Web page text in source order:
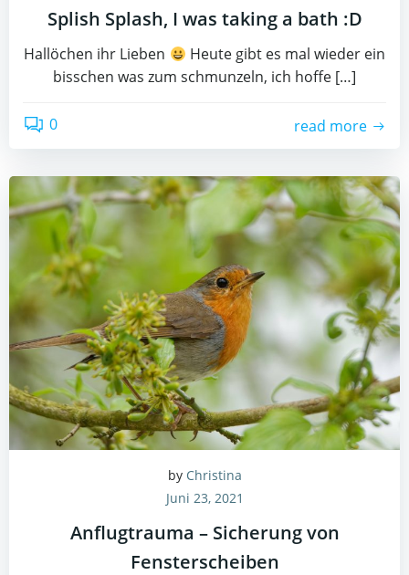
Splish Splash, I was taking a bath :D
Hallöchen ihr Lieben
Heute gibt es mal wieder ein
bisschen was zum schmunzeln, ich hoffe […]
0 read more
by Christina
Juni 23, 2021
Anflugtrauma – Sicherung von
Fensterscheiben